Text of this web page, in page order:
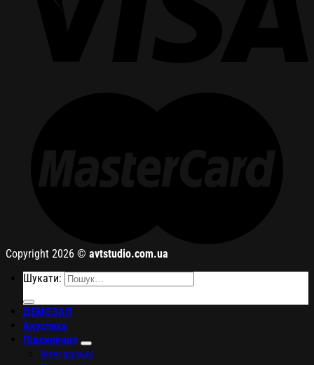
Copyright 2026 © avtstudio.com.ua
Шукати:
ДЕМОЗАЛ
Акустика
Підсилення
Інтегральні